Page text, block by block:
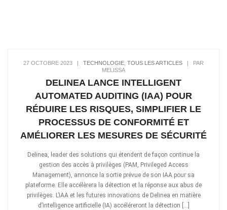
27 OCTOBRE 2023 | TECHNOLOGIE TOUS LES ARTICLES | PAR
MELISSA
DELINEA LANCE INTELLIGENT
AUTOMATED AUDITING (IAA) POUR
RÉDUIRE LES RISQUES, SIMPLIFIER LE
PROCESSUS DE CONFORMITÉ ET
AMÉLIORER LES MESURES DE SÉCURITÉ
Delinea, leader des solutions qui étendent de façon continue la
gestion des accès à privilèges (PAM, Privileged Access
Management), annonce la sortie prévue de son IAA pour sa
plateforme. Elle accélèrera la détection et la réponse aux abus de
privilèges. L’IAA et les futures innovations de Delinea en matière
d’intelligence artificielle (IA) accéléreront la détection […]